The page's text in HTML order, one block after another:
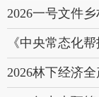
2026一号文件
《中央常态化
2026林下经济